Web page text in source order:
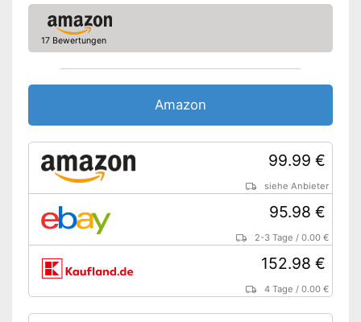
17 Bewertungen
Amazon
99.99 €
siehe Anbieter
95.98 €
2-3 Tage /0.00 €
152.98 €
4 Tage /0.00 €